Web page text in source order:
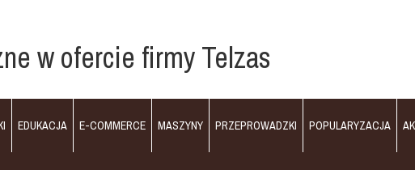
w ofercie firmy Telzas
EDUKACJA E-COMMERCE MASZYNY PRZEPROWADZKI POPULARYZACJA